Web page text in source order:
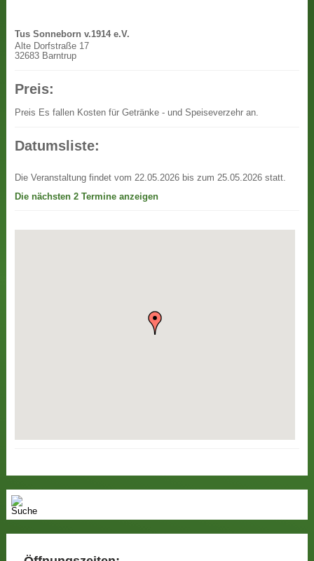
Tus Sonneborn v.1914 e.V.
Alte Dorfstraße 17
32683 Barntrup
Preis:
Preis Es fallen Kosten für Getränke - und Speiseverzehr an.
Datumsliste:
Die Veranstaltung findet vom 22.05.2026 bis zum 25.05.2026 statt.
Die nächsten 2 Termine anzeigen